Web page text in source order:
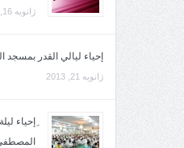
ژانویه 16, 2013
إحياء ليالي القدر بمسجد
ژانویه 21, 2013
ِإحياء